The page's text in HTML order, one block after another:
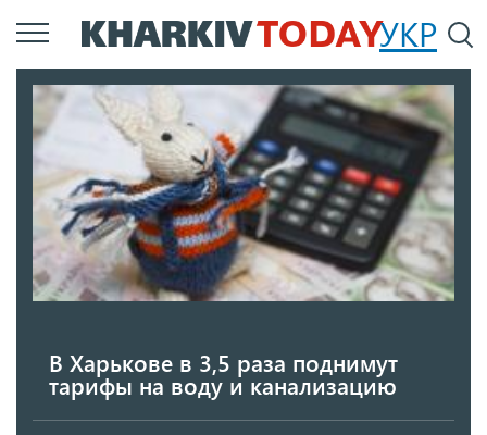
Перейти
к
содержанию
УКР
В Харькове в 3,5 раза поднимут
тарифы на воду и канализацию